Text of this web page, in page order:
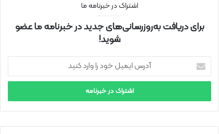
اشتراک در خبرنامه ما
برای دریافت به‌روزرسانی‌های جدید در خبرنامه ما عضو
شوید!
ر
ا
ی